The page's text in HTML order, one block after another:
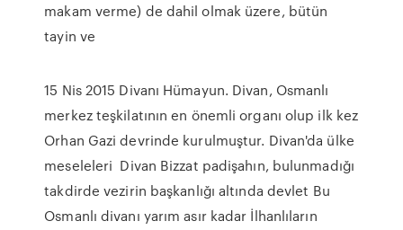
makam verme) de dahil olmak üzere, bütün
tayin ve
15 Nis 2015 Divanı Hümayun. Divan, Osmanlı
merkez teşkilatının en önemli organı olup ilk kez
Orhan Gazi devrinde kurulmuştur. Divan'da ülke
meseleleri Divan Bizzat padişahın, bulunmadığı
takdirde vezirin başkanlığı altında devlet Bu
Osmanlı divanı yarım asır kadar İlhanlıların